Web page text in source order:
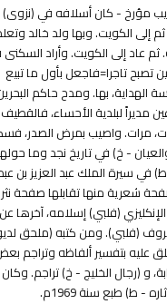
مؤرخ - كان أسلافه في
إلى الكويت. وبها ولد خالد
ثم عاد إلى الكويت. وأراد
تصبح تاجرا=فاجعل بأول ما تبيع
بها. ومدح حاكم
ومدحه. وعُين مديراً لبلدية الأحساء، فالقطيف
مرات. واصيب بمرض الصدر،
- خ) في تاريخ نجد وما
سيرة الملك عبد العزيز بن
منها تقابلها صفحة
(فلبي) إسلامه، آخرها عن
(فلبي). ومن كتبه (ملحق
عليه بتفسير ألفاظه وتراجم
و (رجال الخليج - خ) تراجم. وكان
- ط) طبع سنة 1969م.